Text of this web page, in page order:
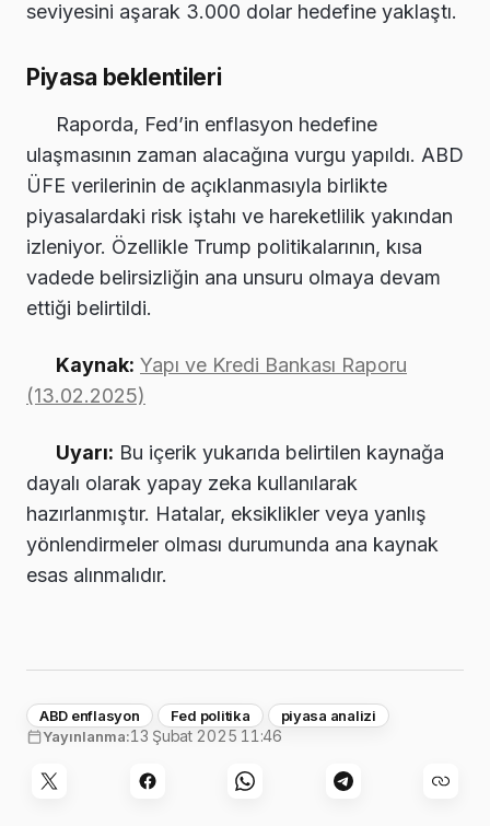
seviyesini aşarak 3.000 dolar hedefine yaklaştı.
Piyasa beklentileri
Raporda, Fed’in enflasyon hedefine
ulaşmasının zaman alacağına vurgu yapıldı. ABD
ÜFE verilerinin de açıklanmasıyla birlikte
piyasalardaki risk iştahı ve hareketlilik yakından
izleniyor. Özellikle Trump politikalarının, kısa
vadede belirsizliğin ana unsuru olmaya devam
ettiği belirtildi.
Kaynak: Yapı ve Kredi Bankası Raporu
(13.02.2025)
Uyarı: Bu içerik yukarıda belirtilen kaynağa
dayalı olarak yapay zeka kullanılarak
hazırlanmıştır. Hatalar, eksiklikler veya yanlış
yönlendirmeler olması durumunda ana kaynak
esas alınmalıdır.
ABD enflasyon Fed politika
piyasa analizi
Yayınlanma:13 Şubat 2025 11:46